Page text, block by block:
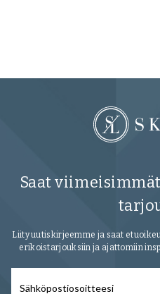
Saat
Liity uutiskirjeemme ja saat
erikoistarjouksiin ja ajattomiin